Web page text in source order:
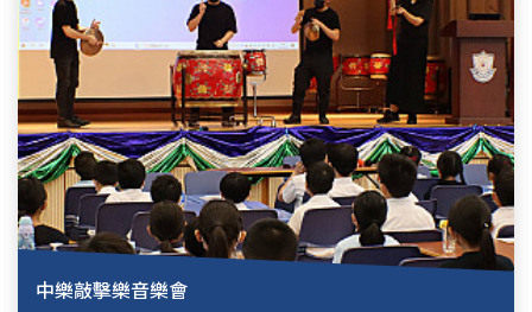
中樂敲擊樂音樂會